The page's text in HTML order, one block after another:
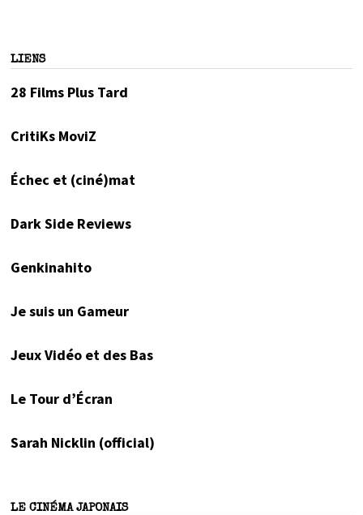
LIENS
28 Films Plus Tard
CritiKs MoviZ
Échec et (ciné)mat
Dark Side Reviews
Genkinahito
Je suis un Gameur
Jeux Vidéo et des Bas
Le Tour d’Écran
Sarah Nicklin (official)
LE CINÉMA JAPONAIS